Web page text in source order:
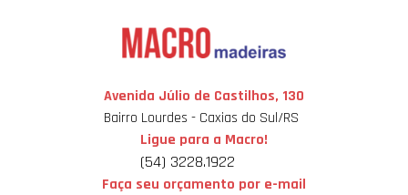
Avenida Júlio de Castilhos, 130
Bairro Lourdes - Caxias do Sul/RS
Ligue para a Macro!
(54) 3228.1922
Faça seu orçamento por e-mail